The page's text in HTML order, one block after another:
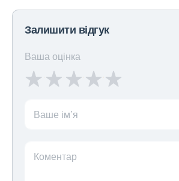
Залишити відгук
Ваша оцінка
Ваше ім’я
Коментар